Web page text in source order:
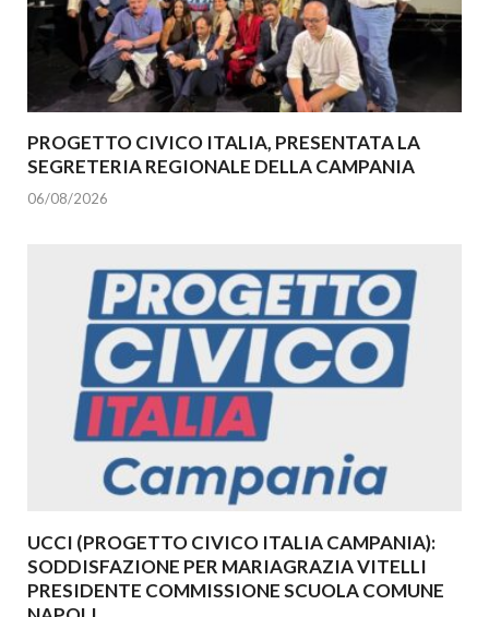
PROGETTO CIVICO ITALIA, PRESENTATA LA
SEGRETERIA REGIONALE DELLA CAMPANIA
06/08/2026
UCCI (PROGETTO CIVICO ITALIA CAMPANIA):
SODDISFAZIONE PER MARIAGRAZIA VITELLI
PRESIDENTE COMMISSIONE SCUOLA COMUNE